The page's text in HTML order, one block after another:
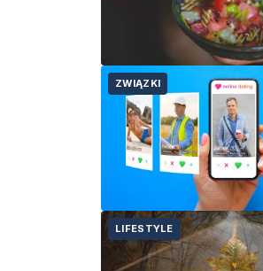
ZWIĄZKI
LIFESTYLE